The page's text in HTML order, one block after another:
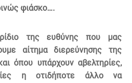
φιάσκο….
της ευθύνης που μας
αίτημα διερεύνησης της
όπου υπάρχουν αβελτηρίες,
η οτιδήποτε άλλο να